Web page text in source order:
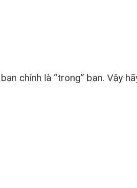
chính là “trong” bạn. Vậy